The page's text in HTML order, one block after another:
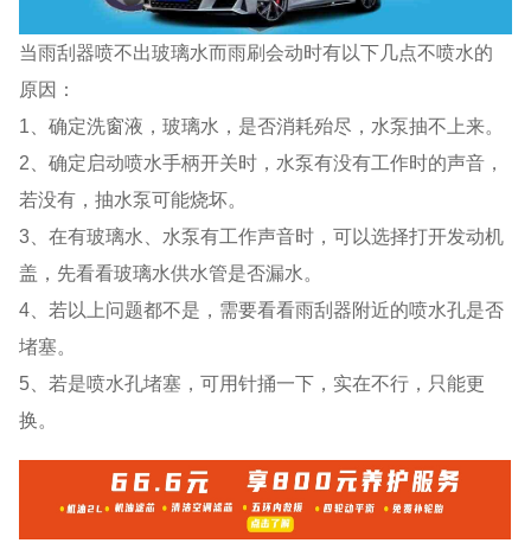
当雨刮器喷不出玻璃水而雨刷会动时有以下几点不喷水的
原因：
1、确定洗窗液，玻璃水，是否消耗殆尽，水泵抽不上来。
2、确定启动喷水手柄开关时，水泵有没有工作时的声音，
若没有，抽水泵可能烧坏。
3、在有玻璃水、水泵有工作声音时，可以选择打开发动机
盖，先看看玻璃水供水管是否漏水。
4、若以上问题都不是，需要看看雨刮器附近的喷水孔是否
堵塞。
5、若是喷水孔堵塞，可用针捅一下，实在不行，只能更
换。